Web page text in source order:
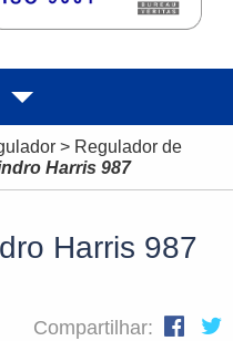
> Regulador de
Harris 987
Harris 987
Compartilhar: